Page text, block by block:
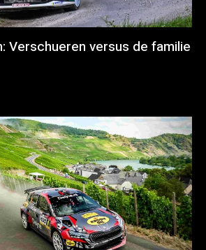
Verschueren versus de familie